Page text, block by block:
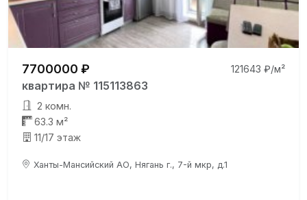
7700000 ₽ 121643 ₽/м²
квартира № 115113863
2 комн.
63.3 м²
11/17 этаж
Ханты-Мансийский АО, Нягань г., 7-й мкр, д.1